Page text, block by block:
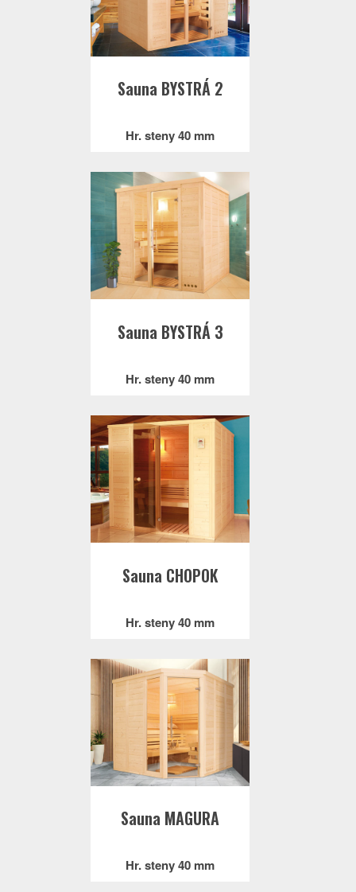
Sauna BYSTRÁ 2
Hr. steny 40 mm
Sauna BYSTRÁ 3
Hr. steny 40 mm
Sauna CHOPOK
Hr. steny 40 mm
Sauna MAGURA
Hr. steny 40 mm